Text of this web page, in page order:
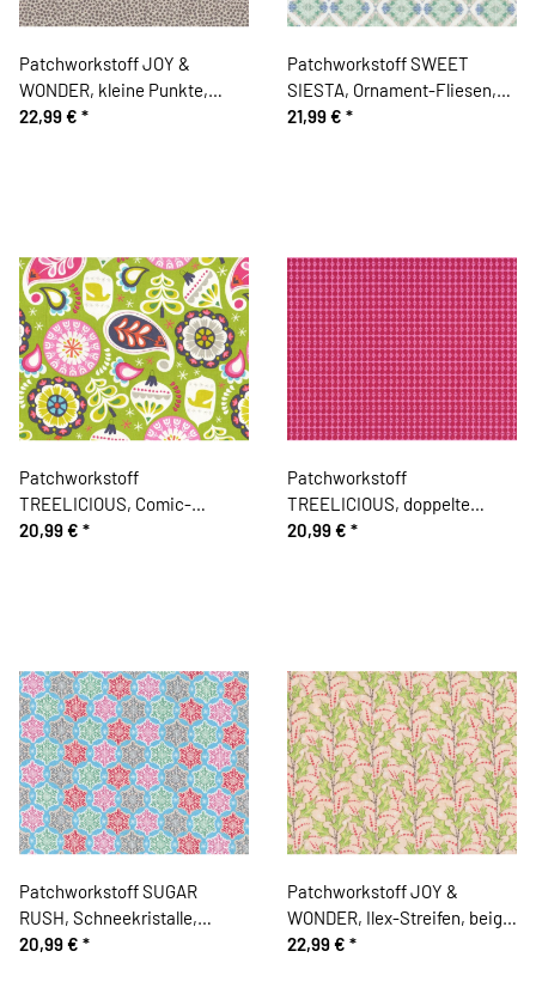
Patchworkstoff JOY &
WONDER, kleine Punkte,
beigegrau, Cori Dantini
22,99 € *
Patchworkstoff SWEET
SIESTA, Ornament-Fliesen,
schilfgrün-taubenblau
21,99 € *
Patchworkstoff
TREELICIOUS, Comic-
Weihnachtsschmuck,
20,99 € *
Patchworkstoff
TREELICIOUS, doppelte
Perlenreihe, pastellrot
20,99 € *
Patchworkstoff SUGAR
RUSH, Schneekristalle,
hellblau-rot
20,99 € *
Patchworkstoff JOY &
WONDER, Ilex-Streifen, beige,
Cori Dantini
22,99 € *